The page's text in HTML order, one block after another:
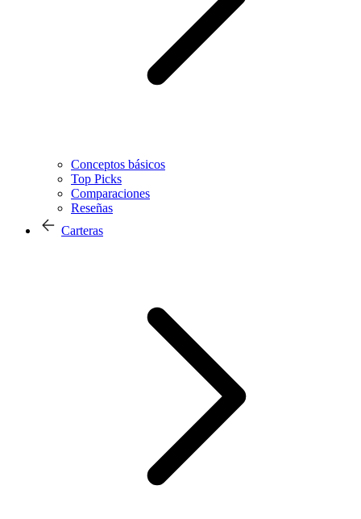
Conceptos básicos
Top Picks
Comparaciones
Reseñas
Carteras